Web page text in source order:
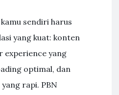
sendiri harus
yang kuat: konten
experience yang
optimal, dan
rapi. PBN